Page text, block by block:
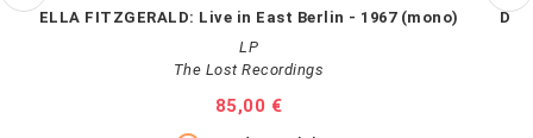
ELLA FITZGERALD: Live in East Berlin - 1967 (mono)
LP
The Lost Recordings
Prezzo
85,00 €